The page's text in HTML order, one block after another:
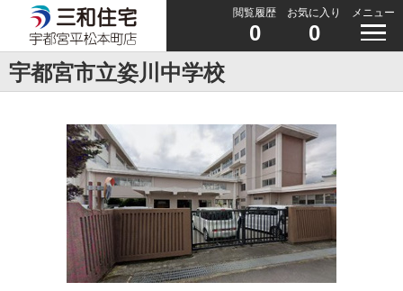
閲覧履歴
0
お気に入り
0
メニュー
宇都宮市立姿川中学校